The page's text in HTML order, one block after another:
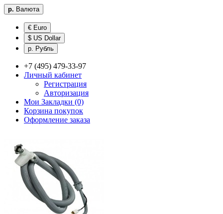
р. Валюта
€ Euro
$ US Dollar
р. Рубль
+7 (495) 479-33-97
Личный кабинет
Регистрация
Авторизация
Мои Закладки (0)
Корзина покупок
Оформление заказа